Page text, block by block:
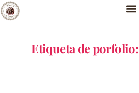
Etiqueta de porfolio: